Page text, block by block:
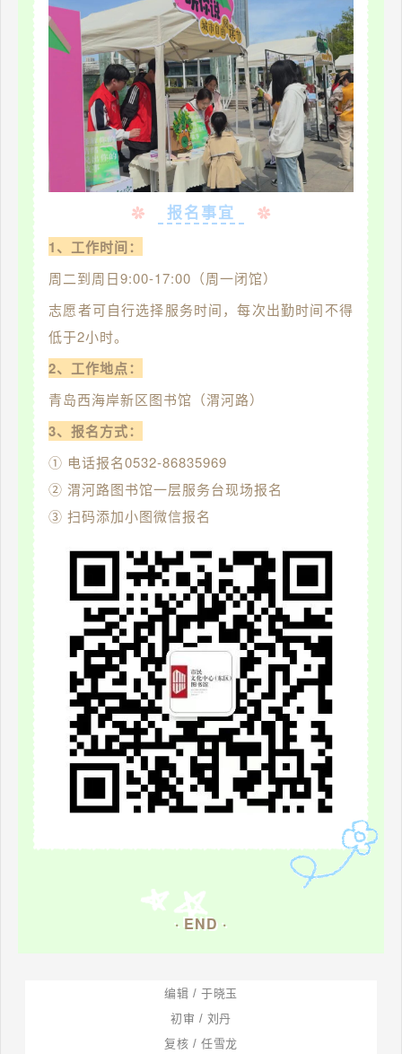
报名事宜
1、工作时间：
周二到周日9:00-17:00（周一闭馆）
志愿者可自行选择服务时间，每次出勤时间不得
低于2小时。
2、工作地点：
青岛西海岸新区图书馆（渭河路）
3、报名方式：
① 电话报名0532-86835969
② 渭河路图书馆一层服务台现场报名
③ 扫码添加小图微信报名
· END ·
编辑 / 于晓玉
初审 / 刘丹
复核 / 任雪龙